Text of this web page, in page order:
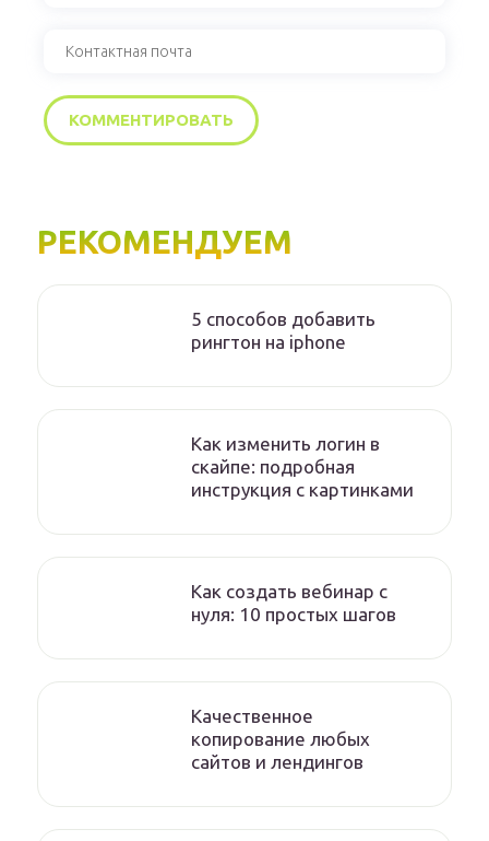
РЕКОМЕНДУЕМ
5 способов добавить
рингтон на iphone
Как изменить логин в
скайпе: подробная
инструкция с картинками
Как создать вебинар с
нуля: 10 простых шагов
Качественное
копирование любых
сайтов и лендингов